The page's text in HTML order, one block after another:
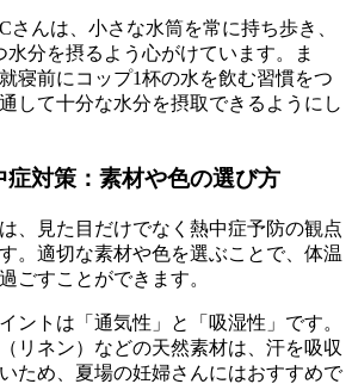
さんは、小さな水筒を常に持ち歩き、
水分を摂るよう心がけています。ま
寝前にコップ1杯の水を飲む習慣をつ
して十分な水分を摂取できるようにし
症対策：素材や色の選び方
、見た目だけでなく熱中症予防の観点
。適切な素材や色を選ぶことで、体温
ごすことができます。
ントは「通気性」と「吸湿性」です。
リネン）などの天然素材は、汗を吸収
ため、夏場の妊婦さんにはおすすめで